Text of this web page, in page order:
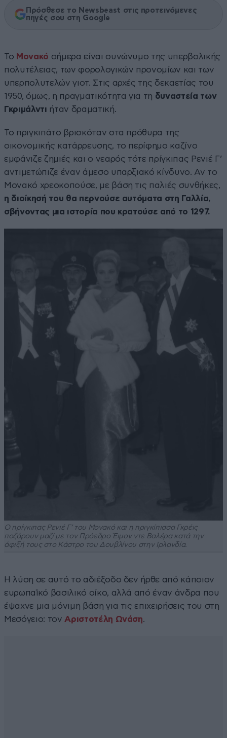
Πρόσθεσε το Newsbeast στις προτεινόμενες
πηγές σου στη Google
Το Μονακό σήμερα είναι συνώνυμο της υπερβολικής
πολυτέλειας, των φορολογικών προνομίων και των
υπερπολυτελών γιοτ. Στις αρχές της δεκαετίας του
1950, όμως, η πραγματικότητα για τη δυναστεία των
Γκριμάλντι ήταν δραματική.
Το πριγκιπάτο βρισκόταν στα πρόθυρα της
οικονομικής κατάρρευσης, το περίφημο καζίνο
εμφάνιζε ζημιές και ο νεαρός τότε πρίγκιπας Ρενιέ Γ’
αντιμετώπιζε έναν άμεσο υπαρξιακό κίνδυνο. Αν το
Μονακό χρεοκοπούσε, με βάση τις παλιές συνθήκες,
η διοίκησή του θα περνούσε αυτόματα στη Γαλλία,
σβήνοντας μια ιστορία που κρατούσε από το 1297.
Ο πρίγκιπας Ρενιέ Γ’ του Μονακό και η πριγκίπισσα Γκρέις
ποζάρουν μαζί με τον Πρόεδρο Έιμον ντε Βαλέρα κατά την
άφιξή τους στο Κάστρο του Δουβλίνου στην Ιρλανδία.
Η λύση σε αυτό το αδιέξοδο δεν ήρθε από κάποιον
ευρωπαϊκό βασιλικό οίκο, αλλά από έναν άνδρα που
έψαχνε μια μόνιμη βάση για τις επιχειρήσεις του στη
Μεσόγειο: τον Αριστοτέλη Ωνάση.